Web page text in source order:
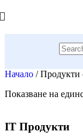
Начало / Продукти
Показване на
IT Продукти